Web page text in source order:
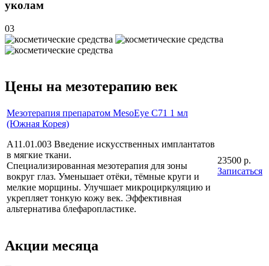
уколам
03
Цены на мезотерапию век
Мезотерапия препаратом MesoEye С71 1 мл
(Южная Корея)
A11.01.003 Введение искусственных имплантатов
в мягкие ткани.
Специализированная мезотерапия для зоны
вокруг глаз. Уменьшает отёки, тёмные круги и
мелкие морщины. Улучшает микроциркуляцию и
укрепляет тонкую кожу век. Эффективная
альтернатива блефаропластике.
23500 р.
Записаться
Акции месяца